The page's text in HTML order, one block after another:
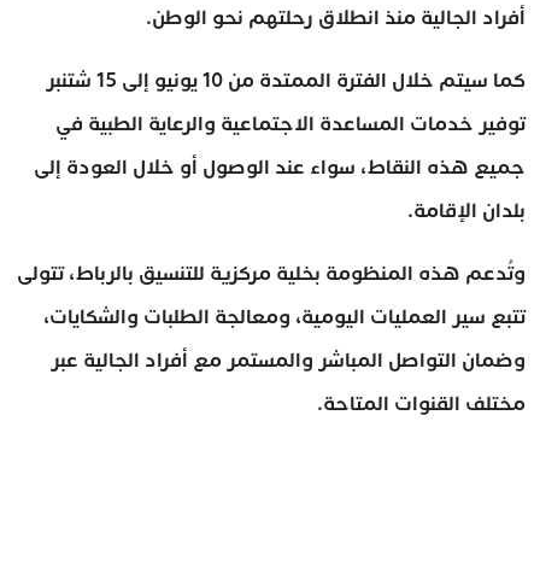
أفراد الجالية منذ انطلاق رحلتهم نحو الوطن.
كما سيتم خلال الفترة الممتدة من 10 يونيو إلى 15 شتنبر
توفير خدمات المساعدة الاجتماعية والرعاية الطبية في
جميع هذه النقاط، سواء عند الوصول أو خلال العودة إلى
بلدان الإقامة.
وتُدعم هذه المنظومة بخلية مركزية للتنسيق بالرباط، تتولى
تتبع سير العمليات اليومية، ومعالجة الطلبات والشكايات،
وضمان التواصل المباشر والمستمر مع أفراد الجالية عبر
مختلف القنوات المتاحة.